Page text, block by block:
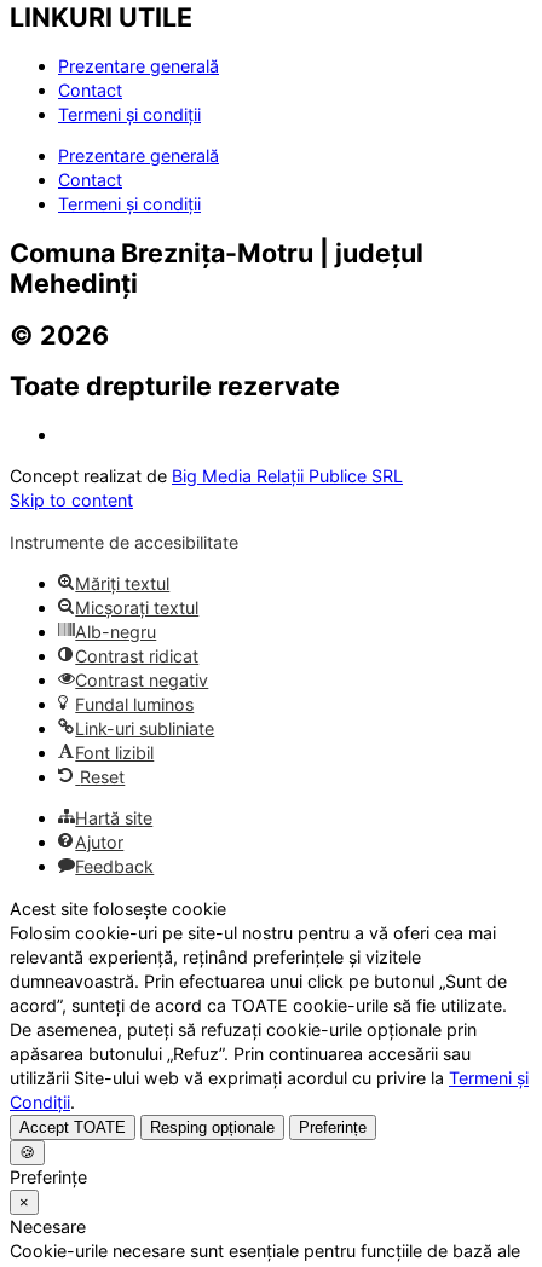
LINKURI UTILE
Prezentare generală
Contact
Termeni și condiții
Prezentare generală
Contact
Termeni și condiții
Comuna Breznița-Motru | județul
Mehedinți
© 2026
Toate drepturile rezervate
Concept realizat de Big Media Relații Publice SRL
Skip to content
Instrumente de accesibilitate
Măriți textul
Micșorați textul
Alb-negru
Contrast ridicat
Contrast negativ
Fundal luminos
Link-uri subliniate
Font lizibil
Reset
Hartă site
Ajutor
Feedback
Acest site folosește cookie
Folosim cookie-uri pe site-ul nostru pentru a vă oferi cea mai
relevantă experiență, reținând preferințele și vizitele
dumneavoastră. Prin efectuarea unui click pe butonul „Sunt de
acord”, sunteți de acord ca TOATE cookie-urile să fie utilizate.
De asemenea, puteți să refuzați cookie-urile opționale prin
apăsarea butonului „Refuz”. Prin continuarea accesării sau
utilizării Site-ului web vă exprimați acordul cu privire la Termeni și
Condiții.
Accept TOATE Resping opționale
Preferințe
🍪
Preferințe
×
Necesare
Cookie-urile necesare sunt esențiale pentru funcțiile de bază ale